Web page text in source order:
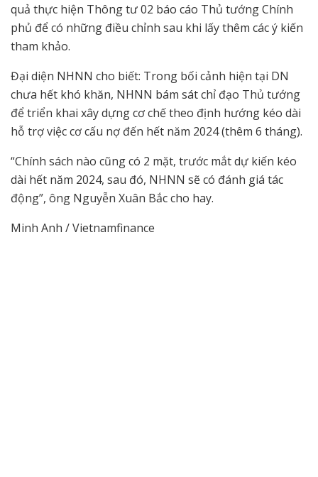
quả thực hiện Thông tư 02 báo cáo Thủ tướng Chính
phủ để có những điều chỉnh sau khi lấy thêm các ý kiến
tham khảo.
Đại diện NHNN cho biết: Trong bối cảnh hiện tại DN
chưa hết khó khăn, NHNN bám sát chỉ đạo Thủ tướng
để triển khai xây dựng cơ chế theo định hướng kéo dài
hỗ trợ việc cơ cấu nợ đến hết năm 2024 (thêm 6 tháng).
“Chính sách nào cũng có 2 mặt, trước mắt dự kiến kéo
dài hết năm 2024, sau đó, NHNN sẽ có đánh giá tác
động”, ông Nguyễn Xuân Bắc cho hay.
Minh Anh / Vietnamfinance